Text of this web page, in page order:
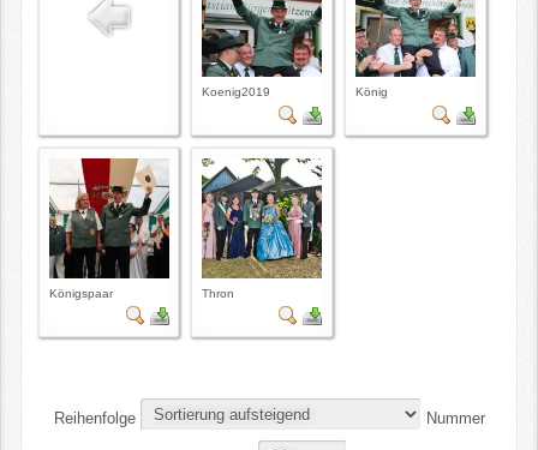
Koenig2019 König
Königspaar Thron
Reihenfolge Nummer